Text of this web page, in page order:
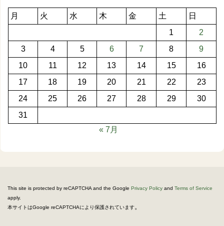
月 火 水 木 金 土
日
1
2
3
4 5 6 7 8
9
10
11 12 13 14 15
16
17
18 19 20 21 22
23
24
25 26 27 28 29
30
31
« 7月
This site is protected by reCAPTCHA and the Google Privacy Policy and Terms of Service
apply.
本サイトはGoogle reCAPTCHAにより保護されています。